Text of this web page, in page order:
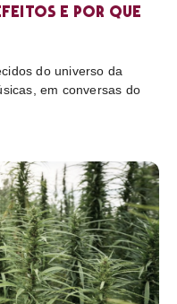
e por que
do universo da
em conversas do